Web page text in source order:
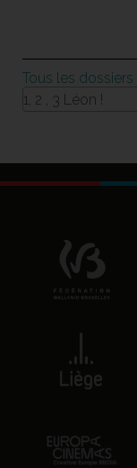
Tous les dossiers
1, 2 , 3 Léon !